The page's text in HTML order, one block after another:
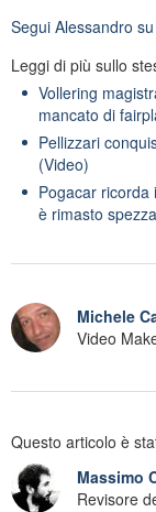
Segui Alessandro
Leggi di più sullo
Vollering
mancato di
Pellizzari
(Video)
Pogacar
è rimasto
Michele
Video
Questo articolo è
Massimo
Revisore